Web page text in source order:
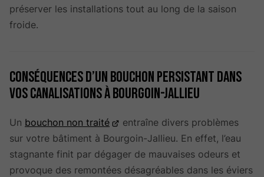
préserver les installations tout au long de la saison
froide.
Conséquences d’un bouchon persistant dans
vos canalisations à Bourgoin-Jallieu
Un bouchon non traité
entraîne divers problèmes
sur votre bâtiment à Bourgoin-Jallieu. En effet, l’eau
stagnante finit par dégager de mauvaises odeurs et
provoque des remontées désagréables dans les éviers